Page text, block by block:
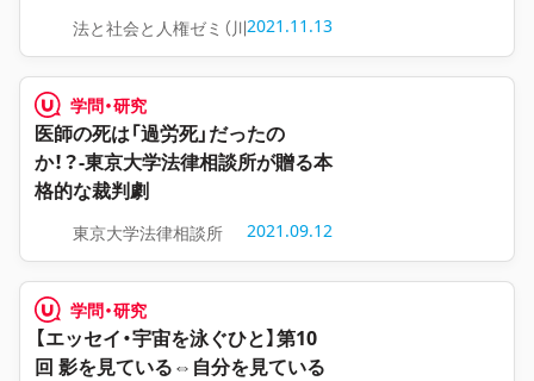
法と社会と人権ゼミ（川人ゼミ）
2021.11.13
学問・研究
医師の死は「過労死」だったの
か！？-東京大学法律相談所が贈る本
格的な裁判劇
東京大学法律相談所 2021.09.12
学問・研究
【エッセイ・宇宙を泳ぐひと】第10
回 影を見ている⇔自分を見ている